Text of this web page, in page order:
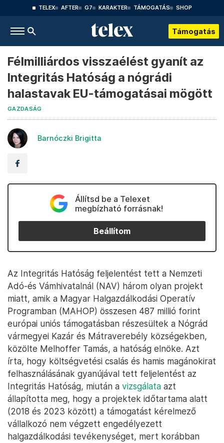
TELEX AFTER G7 KARAKTER TÁMOGATÁS SHOP
Támogatás
Félmilliárdos visszaélést gyanít az
Integritás Hatóság a nógrádi
halastavak EU-támogatásai mögött
GAZDASÁG
Barnóczki Brigitta
Állítsd be a Telexet
megbízható forrásnak!
Beállítom
Az Integritás Hatóság feljelentést tett a Nemzeti
Adó-és Vámhivatalnál (NAV) három olyan projekt
miatt, amik a Magyar Halgazdálkodási Operatív
Programban (MAHOP) összesen 487 millió forint
európai uniós támogatásban részesültek a Nógrád
vármegyei Kazár és Mátraverebély községekben,
közölte Melhoffer Tamás, a hatóság elnöke. Azt
írta, hogy költségvetési csalás és hamis magánokirat
felhasználásának gyanújával tett feljelentést az
Integritás Hatóság, miután a vizsgálata azt
állapította meg, hogy a projektek időtartama alatt
(2018 és 2023 között) a támogatást kérelmező
vállalkozó nem végzett engedélyezett
halgazdálkodási tevékenységet, mert korábban